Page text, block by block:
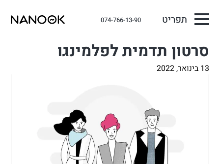
תפריט 074-766-13-90
סרטון תדמית לפלמינגו
13 בינואר, 2022